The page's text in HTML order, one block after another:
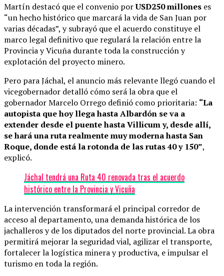
Martín destacó que el convenio porUSD250 millones es
“un hecho histórico que marcará la vida de San Juan por
varias décadas”, y subrayó que el acuerdo constituye el
marco legal definitivo que regulará la relación entre la
Provincia y Vicuña durante toda la construcción y
explotación del proyecto minero.
Pero para Jáchal, el anuncio más relevante llegó cuando el
vicegobernador detalló cómo será la obra que el
gobernador Marcelo Orrego definió como prioritaria: “La
autopista que hoy llega hasta Albardón se va a
extender desde el puente hasta Villicum y, desde allí,
se hará una ruta realmente muy moderna hasta San
Roque, donde está la rotonda de las rutas 40 y 150”,
explicó.
Jáchal tendrá una Ruta 40 renovada tras el acuerdo
histórico entre la Provincia y Vicuña
La intervención transformará el principal corredor de
acceso al departamento, una demanda histórica de los
jachalleros y de los diputados del norte provincial. La obra
permitirá mejorar la seguridad vial, agilizar el transporte,
fortalecer la logística minera y productiva, e impulsar el
turismo en toda la región.